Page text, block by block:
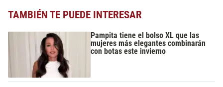
TAMBIÉN TE PUEDE INTERESAR
Pampita tiene el bolso XL que las
mujeres más elegantes combinarán
con botas este invierno